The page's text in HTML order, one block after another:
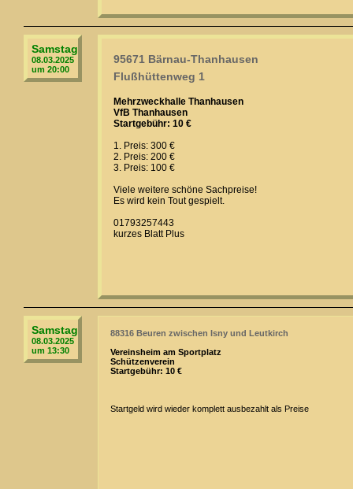
Samstag
08.03.2025
um 20:00
95671 Bärnau-Thanhausen
Flußhüttenweg 1
Mehrzweckhalle Thanhausen
VfB Thanhausen
Startgebühr: 10 €
1. Preis: 300 €
2. Preis: 200 €
3. Preis: 100 €
Viele weitere schöne Sachpreise!
Es wird kein Tout gespielt.
01793257443
kurzes Blatt Plus
Samstag
08.03.2025
um 13:30
88316 Beuren zwischen Isny und Leutkirch
Vereinsheim am Sportplatz
Schützenverein
Startgebühr: 10 €
Startgeld wird wieder komplett ausbezahlt als Preise